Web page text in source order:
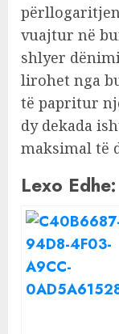
përllogaritjen
vuajtur në
shlyer
lirohet nga
të papritur
dy dekada
maksimal të
Lexo Edhe: